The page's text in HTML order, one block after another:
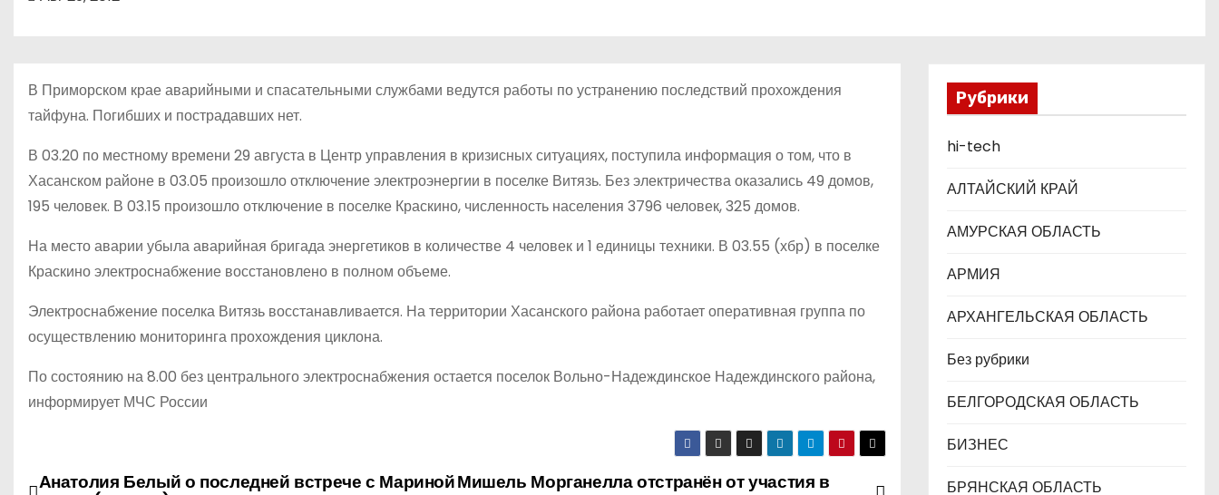
В Приморском крае аварийными и спасательными службами ведутся работы по устранению последствий прохождения
тайфуна. Погибших и пострадавших нет.
В 03.20 по местному времени 29 августа в Центр управления в кризисных ситуациях, поступила информация о том, что в
Хасанском районе в 03.05 произошло отключение электроэнергии в поселке Витязь. Без электричества оказались 49 домов,
195 человек. В 03.15 произошло отключение в поселке Краскино, численность населения 3796 человек, 325 домов.
На место аварии убыла аварийная бригада энергетиков в количестве 4 человек и 1 единицы техники. В 03.55 (хбр) в поселке
Краскино электроснабжение восстановлено в полном объеме.
Электроснабжение поселка Витязь восстанавливается. На территории Хасанского района работает оперативная группа по
осуществлению мониторинга прохождения циклона.
По состоянию на 8.00 без центрального электроснабжения остается поселок Вольно-Надеждинское Надеждинского района,
информирует МЧС России
Мишель Морганелла отстранён от участия в
Анатолия Белый о последней встрече с Мариной
Рубрики
hi-tech
АЛТАЙСКИЙ КРАЙ
АМУРСКАЯ ОБЛАСТЬ
АРМИЯ
АРХАНГЕЛЬСКАЯ ОБЛАСТЬ
Без рубрики
БЕЛГОРОДСКАЯ ОБЛАСТЬ
БИЗНЕС
БРЯНСКАЯ ОБЛАСТЬ